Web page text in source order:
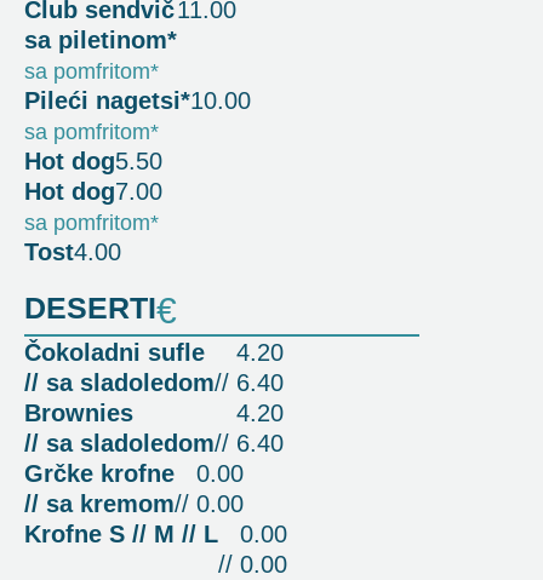
Club sendvič
sa piletinom*
11.00
sa pomfritom*
Pileći nagetsi*10.00
sa pomfritom*
Hot dog5.50
Hot dog7.00
sa pomfritom*
Tost4.00
DESERTI€
Čokoladni sufle
// sa sladoledom
4.20
// 6.40
Brownies
// sa sladoledom
4.20
// 6.40
Grčke krofne
// sa kremom
0.00
// 0.00
Krofne S // M // L
0.00
// 0.00